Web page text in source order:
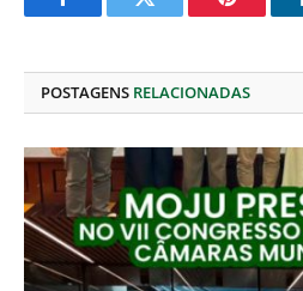
FacebookTwitter Pinterest
POSTAGENS RELACIONADAS